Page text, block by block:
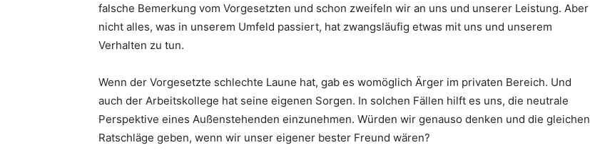
falsche Bemerkung vom Vorgesetzten und schon zweifeln wir an uns und unserer Leistung. Aber
nicht alles, was in unserem Umfeld passiert, hat zwangsläufig etwas mit uns und unserem
Verhalten zu tun.
Wenn der Vorgesetzte schlechte Laune hat, gab es womöglich Ärger im privaten Bereich. Und
auch der Arbeitskollege hat seine eigenen Sorgen. In solchen Fällen hilft es uns, die neutrale
Perspektive eines Außenstehenden einzunehmen. Würden wir genauso denken und die gleichen
Ratschläge geben, wenn wir unser eigener bester Freund wären?